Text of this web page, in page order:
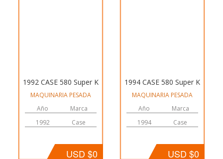
1992 CASE 580 Super K
MAQUINARIA PESADA
Año
1992
Marca
Case
USD $0
1994 CASE 580 Super K
MAQUINARIA PESADA
Año
1994
Marca
Case
USD $0